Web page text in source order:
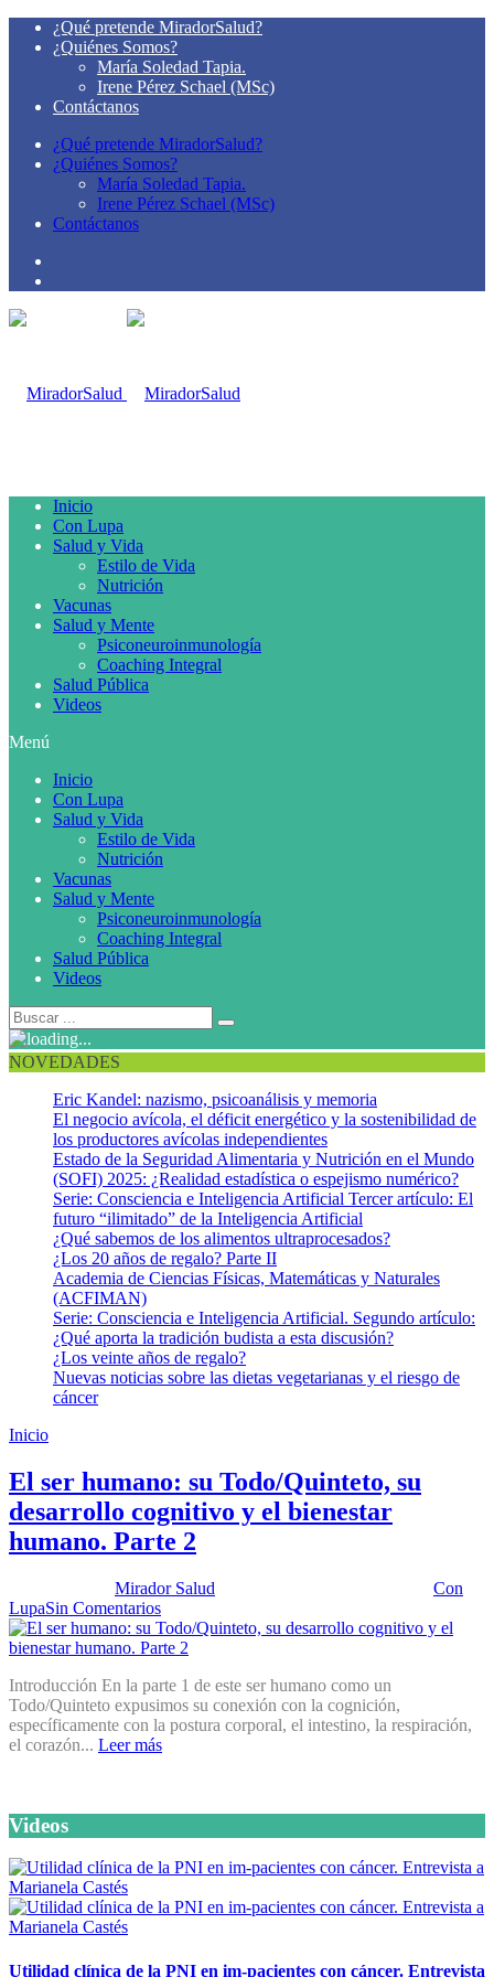
¿Qué pretende MiradorSalud?
¿Quiénes Somos?
María Soledad Tapia.
Irene Pérez Schael (MSc)
Contáctanos
¿Qué pretende MiradorSalud?
¿Quiénes Somos?
María Soledad Tapia.
Irene Pérez Schael (MSc)
Contáctanos
Inicio
Con Lupa
Salud y Vida
Estilo de Vida
Nutrición
Vacunas
Salud y Mente
Psiconeuroinmunología
Coaching Integral
Salud Pública
Videos
Menú
Inicio
Con Lupa
Salud y Vida
Estilo de Vida
Nutrición
Vacunas
Salud y Mente
Psiconeuroinmunología
Coaching Integral
Salud Pública
Videos
NOVEDADES
Eric Kandel: nazismo, psicoanálisis y memoria
El negocio avícola, el déficit energético y la sostenibilidad de
los productores avícolas independientes
Estado de la Seguridad Alimentaria y Nutrición en el Mundo
(SOFI) 2025: ¿Realidad estadística o espejismo numérico?
Serie: Consciencia e Inteligencia Artificial Tercer artículo: El
futuro “ilimitado” de la Inteligencia Artificial
¿Qué sabemos de los alimentos ultraprocesados?
¿Los 20 años de regalo? Parte II
Academia de Ciencias Físicas, Matemáticas y Naturales
(ACFIMAN)
Serie: Consciencia e Inteligencia Artificial. Segundo artículo:
¿Qué aporta la tradición budista a esta discusión?
¿Los veinte años de regalo?
Nuevas noticias sobre las dietas vegetarianas y el riesgo de
cáncer
Inicio
El ser humano: su Todo/Quinteto, su
desarrollo cognitivo y el bienestar
humano. Parte 2
Mirador Salud
Con
LupaSin Comentarios
Introducción En la parte 1 de este ser humano como un
Todo/Quinteto expusimos su conexión con la cognición,
específicamente con la postura corporal, el intestino, la respiración,
el corazón... Leer más
Videos
Utilidad clínica de la PNI en im-pacientes con cáncer. Entrevista